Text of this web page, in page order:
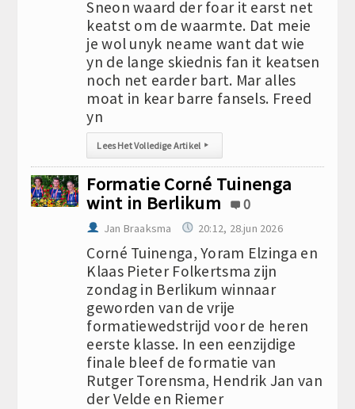
Sneon waard der foar it earst net
keatst om de waarmte. Dat meie
je wol unyk neame want dat wie
yn de lange skiednis fan it keatsen
noch net earder bart. Mar alles
moat in kear barre fansels. Freed
yn
Lees Het Volledige Artikel ▸
Formatie Corné Tuinenga
wint in Berlikum
0
Jan Braaksma 20:12, 28.jun 2026
Corné Tuinenga, Yoram Elzinga en
Klaas Pieter Folkertsma zijn
zondag in Berlikum winnaar
geworden van de vrije
formatiewedstrijd voor de heren
eerste klasse. In een eenzijdige
finale bleef de formatie van
Rutger Torensma, Hendrik Jan van
der Velde en Riemer